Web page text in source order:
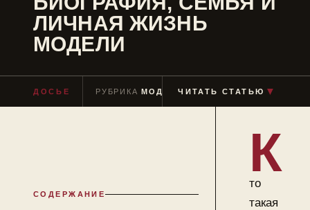
ЛИЧНАЯ ЖИЗНЬ
МОДЕЛИ
ДОСЬЕ РУБРИКАМОДЕЛЬ ЧТЕНИЕ≈ 9 МИН
ЧИТАТЬ СТАТЬЮ ▼
СОДЕРЖАНИЕ
К
то
такая